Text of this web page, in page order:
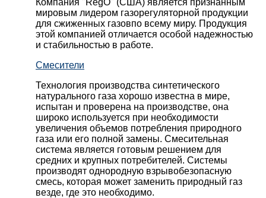
мировым лидером газорегуляторной продукции
для сжиженных газовпо всему миру. Продукция
этой компанией отличается особой надежностью
и стабильностью в работе.
Смесители
Технология производства синтетического
натурального газа хорошо известна в мире,
испытан и проверена на производстве, она
широко используется при необходимости
увеличения объемов потребления природного
газа или его полной замены. Смесительная
система является готовым решением для
средних и крупных потребителей. Системы
производят однородную взрывобезопасную
смесь, которая может заменить природный газ
везде, где это необходимо.